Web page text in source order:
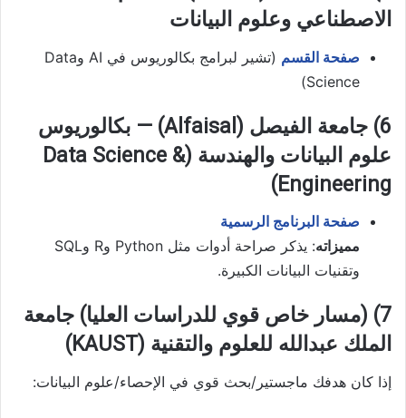
الاصطناعي وعلوم البيانات
صفحة القسم
(تشير لبرامج بكالوريوس في AI وData
Science)
6) جامعة الفيصل (Alfaisal) — بكالوريوس
علوم البيانات والهندسة (Data Science &
Engineering)
صفحة البرنامج الرسمية
مميزاته
: يذكر صراحة أدوات مثل Python وR وSQL
وتقنيات البيانات الكبيرة.
7) (مسار خاص قوي للدراسات العليا) جامعة
الملك عبدالله للعلوم والتقنية (KAUST)
إذا كان هدفك ماجستير/بحث قوي في الإحصاء/علوم البيانات: